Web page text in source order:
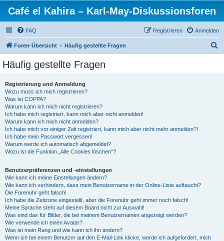
Café el Kahira – Karl-May-Diskussionsforen
FAQ Anmelden
Registrieren
Foren-Übersicht Häufig gestellte Fragen
Häufig gestellte Fragen
Registrierung und Anmeldung
Wozu muss ich mich registrieren?
Was ist COPPA?
Warum kann ich mich nicht registrieren?
Ich habe mich registriert, kann mich aber nicht anmelden!
Warum kann ich mich nicht anmelden?
Ich habe mich vor einiger Zeit registriert, kann mich aber nicht mehr anmelden?!
Ich habe mein Passwort vergessen!
Warum werde ich automatisch abgemeldet?
Wozu ist die Funktion „Alle Cookies löschen“?
Benutzerpräferenzen und -einstellungen
Wie kann ich meine Einstellungen ändern?
Wie kann ich verhindern, dass mein Benutzername in der Online-Liste auftaucht?
Die Forenuhr geht falsch!
Ich habe die Zeitzone eingestellt, aber die Forenuhr geht immer noch falsch!
Meine Sprache steht auf diesem Board nicht zur Auswahl!
Was sind das für Bilder, die bei meinem Benutzernamen angezeigt werden?
Wie verwende ich einen Avatar?
Was ist mein Rang und wie kann ich ihn ändern?
Wenn ich bei einem Benutzer auf den E-Mail-Link klicke, werde ich aufgefordert, mich